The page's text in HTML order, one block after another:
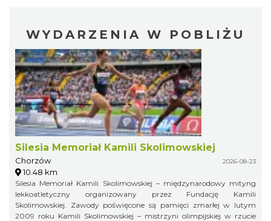
WYDARZENIA W POBLIŻU
Silesia Memoriał Kamili Skolimowskiej
Chorzów 2026-08-23
10.48 km
Silesia Memoriał Kamili Skolimowskiej – międzynarodowy mityng
lekkoatletyczny organizowany przez Fundację Kamili
Skolimowskiej. Zawody poświęcone są pamięci zmarłej w lutym
2009 roku Kamili Skolimowskiej – mistrzyni olimpijskiej w rzucie